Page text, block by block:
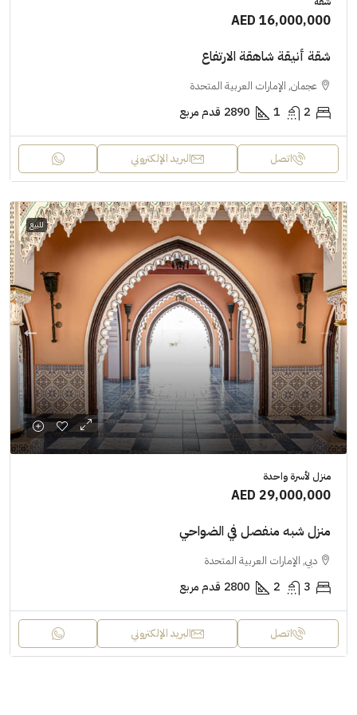
AED 16,000,000
شقة أنيقة شاهقة الارتفاع
عجمان, الإمارات العربية المتحدة
2
1
2890 قدم مربع
اتصل البريد الإلكتروني
للبيع
منزل لأسرة واحدة
AED 29,000,000
منزل شبه منفصل في الضواحي
دبي, الإمارات العربية المتحدة
3
2
2800 قدم مربع
اتصل البريد الإلكتروني